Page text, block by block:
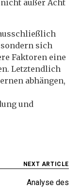
außer Acht
sich
Faktoren eine
Letztendlich
abhängen,
und
NEXT ARTICLE
Analyse des